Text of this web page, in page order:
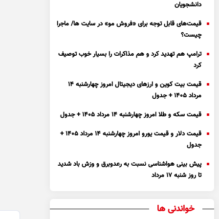
دانشجویان
قیمت‌های قابل توجه برای «فروش مو» در سایت ها/ ماجرا
چیست؟
ترامپ هم تهدید کرد و هم مذاکرات را بسیار خوب توصیف
کرد
قیمت بیت کوین و ارز‌های دیجیتال امروز چهارشنبه ۱۴
مرداد ۱۴۰۵ + جدول
قیمت سکه و طلا امروز چهارشنبه ۱۴ مرداد ۱۴۰۵ + جدول
قیمت دلار و قیمت یورو امروز چهارشنبه ۱۴ مرداد ۱۴۰۵ +
جدول
پیش بینی هواشناسی نسبت به رعدوبرق و وزش باد شدید
تا روز شنبه ۱۷ مرداد
خواندنی ها